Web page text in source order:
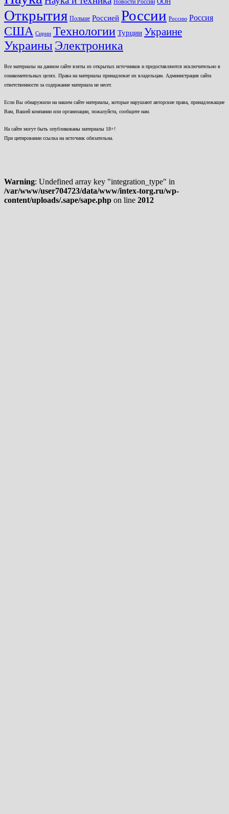
Открытия Польше Россией России Россию Россия
США Сирии Технологии Турции Украине
УкраиныЭлектроника
Все материалы на данном сайте взяты из открытых источников и предоставляются исключительно в
ознакомительных целях. Права на материалы принадлежат их владельцам. Администрация сайта
ответственности за содержание материала не несет.
Если Вы обнаружили на нашем сайте материалы, которые нарушают авторские права, принадлежащие
Вам, Вашей компании или организации, пожалуйста, сообщите нам.
На сайте могут быть опубликованы материалы 18+!
При цитировании ссылка на источник обязательна.
Warning: Undefined array key "integration_type" in
/var/www/user704723/data/www/intex-torg.ru/wp-
content/uploads/.sape/sape.php on line 2012